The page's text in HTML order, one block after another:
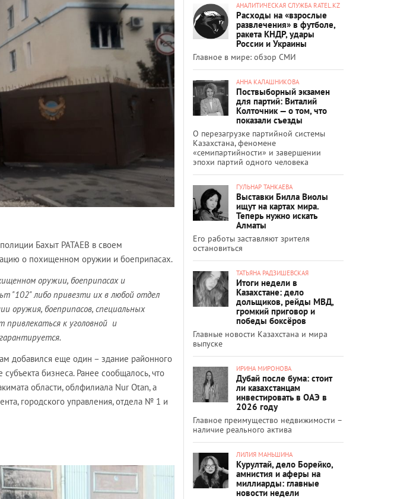
Бахыт РАТАЕВ в своем
о похищенном оружии и боеприпасах.
оружии, боеприпасах и
"102" либо привезти их в любой отдел
оружия, боеприпасов, специальных
привлекаться к уголовной и
добавился еще один – здание районного
бизнеса. Ранее сообщалось, что
области, облфилиала Nur Otan, а
городского управления, отдела № 1 и
АНАЛИТИЧЕСКАЯ СЛУЖБА RATEL.KZ
Расходы на «взрослые
развлечения» в футболе,
ракета КНДР, удары
России и Украины
Главное в мире: обзор СМИ
АННА КАЛАШНИКОВА
Поствыборный экзамен
для партий: Виталий
Колточник — о том, что
показали съезды
О перезагрузке партийной системы
Казахстана, феномене
«семипартийности» и завершении
эпохи партий одного человека
ГУЛЬНАР ТАНКАЕВА
Выставки Билла Виолы
ищут на картах мира.
Теперь нужно искать
Алматы
Его работы заставляют зрителя
остановиться
ТАТЬЯНА РАДЗИШЕВСКАЯ
Итоги недели в
Казахстане: дело
дольщиков, рейды МВД,
громкий приговор и
победы боксёров
Главные новости Казахстана и мира
выпуске
ИРИНА МИРОНОВА
Дубай после бума: стоит
ли казахстанцам
инвестировать в ОАЭ в
2026 году
Главное преимущество недвижимости –
наличие реального актива
ЛИЛИЯ МАНЬШИНА
Курултай, дело Борейко,
амнистия и аферы на
миллиарды: главные
новости недели